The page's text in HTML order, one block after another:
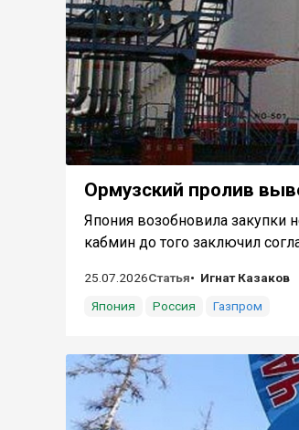
Ормузский пролив
Япония возобновила закупки
кабмин до того заключил
25.07.2026Статья
Игнат Казаков
Япония
Россия Газпром